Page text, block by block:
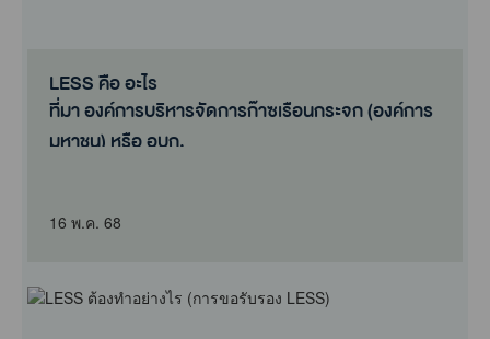
LESS คือ อะไร
ที่มา องค์การบริหารจัดการก๊าซเรือนกระจก (องค์การ
มหาชน) หรือ อบก.
16 พ.ค. 68